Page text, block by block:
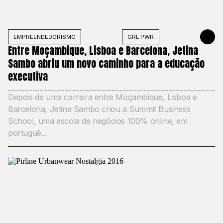
EMPREENDEDORISMO GRL PWR 5 DE MAIO
Entre Moçambique, Lisboa e Barcelona, Jetina
Sambo abriu um novo caminho para a educação
executiva
Depois de uma carreira entre Moçambique, Lisboa e
Barcelona, Jetina Sambo criou a Summit Business
School, uma escola de negócios 100% online, em
portuguê...